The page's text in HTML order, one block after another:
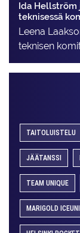
Ida Hellström
teknisessä
Leena
teknisen
TAITOLUISTELU
JÄÄTANSSI
TEAM UNIQUE
MARIGOLD